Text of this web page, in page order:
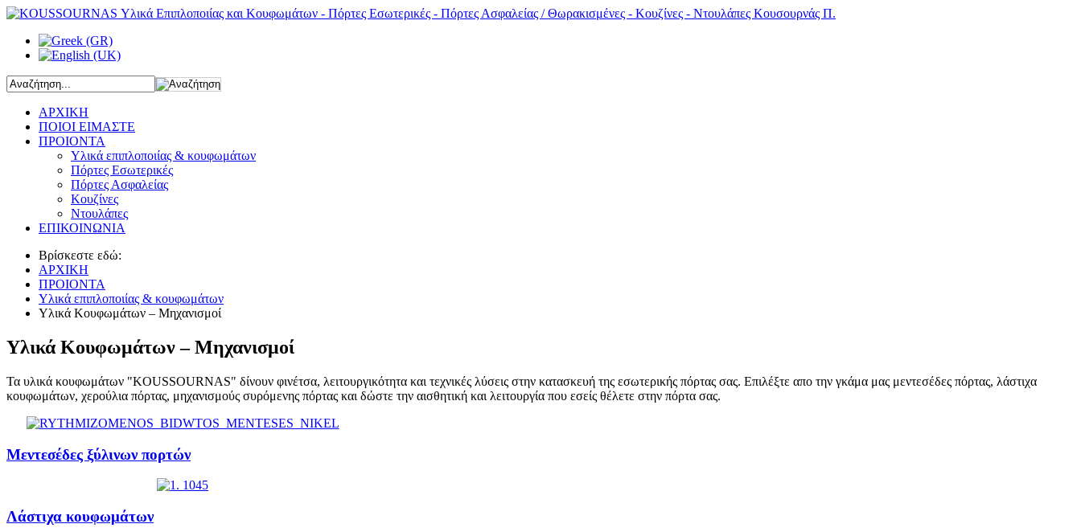
ΑΡΧΙΚΗ
ΠΟΙΟΙ ΕΙΜΑΣΤΕ
ΠΡΟΙΟΝΤΑ
Υλικά επιπλοποιίας & κουφωμάτων
Πόρτες Εσωτερικές
Πόρτες Ασφαλείας
Κουζίνες
Ντουλάπες
ΕΠΙΚΟΙΝΩΝΙΑ
Βρίσκεστε εδώ:
ΑΡΧΙΚΗ
ΠΡΟΙΟΝΤΑ
Υλικά επιπλοποιίας & κουφωμάτων
Υλικά Κουφωμάτων – Μηχανισμοί
Υλικά Κουφωμάτων – Μηχανισμοί
Τα υλικά κουφωμάτων "KOUSSOURNAS" δίνουν φινέτσα, λειτουργικότητα και τεχνικές λύσεις στην κατασκευή της εσωτερικής πόρτας σας. Επιλέξτε απο την γκάμα μας μεντεσέδες πόρτας, λάστιχα
κουφωμάτων, χερούλια πόρτας, μηχανισμούς συρόμενης πόρτας και δώστε την αισθητική και λειτουργία που εσείς θέλετε στην πόρτα σας.
Μεντεσέδες ξύλινων πορτών
Λάστιχα κουφωμάτων